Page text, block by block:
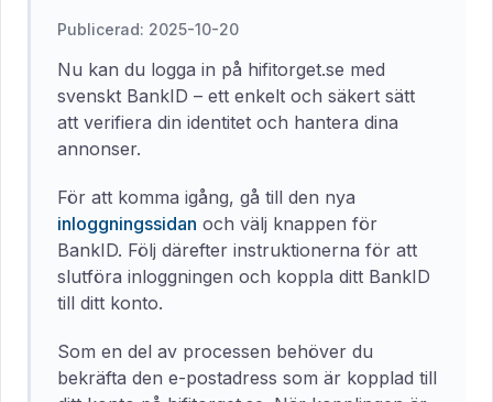
Publicerad: 2025-10-20
Nu kan du logga in på hifitorget.se med
svenskt BankID – ett enkelt och säkert sätt
att verifiera din identitet och hantera dina
annonser.
För att komma igång, gå till den nya
inloggningssidan och välj knappen för
BankID. Följ därefter instruktionerna för att
slutföra inloggningen och koppla ditt BankID
till ditt konto.
Som en del av processen behöver du
bekräfta den e-postadress som är kopplad till